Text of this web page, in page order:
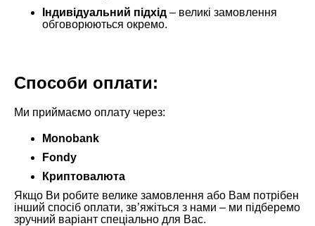
Індивідуальний підхід – великі замовлення
обговорюються окремо.
Способи оплати:
Ми приймаємо оплату через:
Monobank
Fondy
Криптовалюта
Якщо Ви робите велике замовлення або Вам потрібен
інший спосіб оплати, зв’яжіться з нами – ми підберемо
зручний варіант спеціально для Вас.